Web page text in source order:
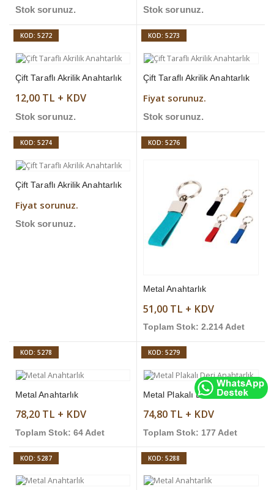
Stok sorunuz. Stok sorunuz.
KOD: 5272
Çift Taraflı Akrilik Anahtarlık
12,00 TL + KDV
Stok sorunuz.
KOD: 5273
Çift Taraflı Akrilik Anahtarlık
Fiyat sorunuz.
Stok sorunuz.
KOD: 5274
Çift Taraflı Akrilik Anahtarlık
Fiyat sorunuz.
Stok sorunuz.
KOD: 5276
Metal Anahtarlık
51,00 TL + KDV
Toplam Stok: 2.214 Adet
KOD: 5278
Metal Anahtarlık
78,20 TL + KDV
Toplam Stok: 64 Adet
KOD: 5279
Metal Plakalı Deri Anahtarlık
74,80 TL + KDV
Toplam Stok: 177 Adet
KOD: 5287 KOD: 5288